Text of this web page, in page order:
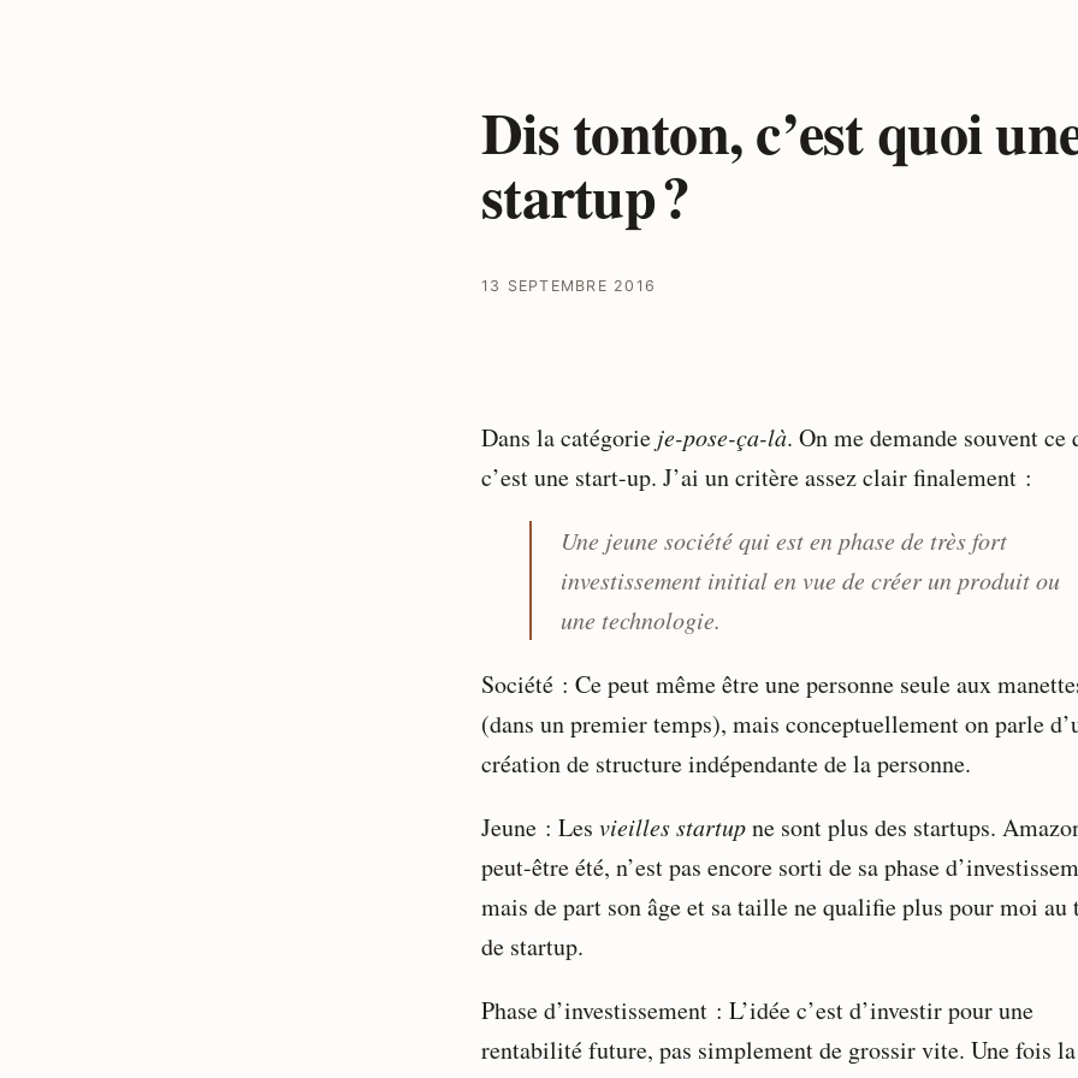
Dis tonton, c’est quoi
startup ?
13 SEPTEMBRE 2016
Dans la catégorie je-pose-ça-là. On me demande souvent ce
c’est une start-up. J’ai un critère assez clair finalement :
Une jeune société qui est en phase de très fort
investissement initial en vue de créer un produit ou
une technologie.
Société : Ce peut même être une personne seule aux
(dans un premier temps), mais conceptuellement on parle
création de structure indépendante de la personne.
Jeune : Les vieilles startupne sont plus des startups.
peut-être été, n’est pas encore sorti de sa phase
mais de part son âge et sa taille ne qualifie plus pour moi au
de startup.
Phase d’investissement : L’idée c’est d’investir pour une
rentabilité future, pas simplement de grossir vite. Une fois la